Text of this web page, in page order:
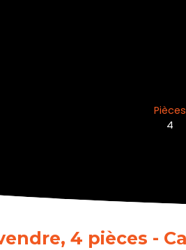
Pièces
4
4 pièces -